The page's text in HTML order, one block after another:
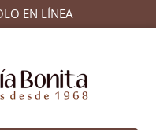
EN LÍNEA